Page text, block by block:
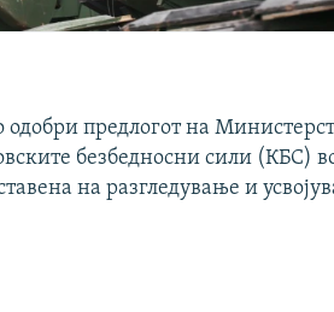
одобри предлогот на
безбедносни сили (КБС)
на разгледување и